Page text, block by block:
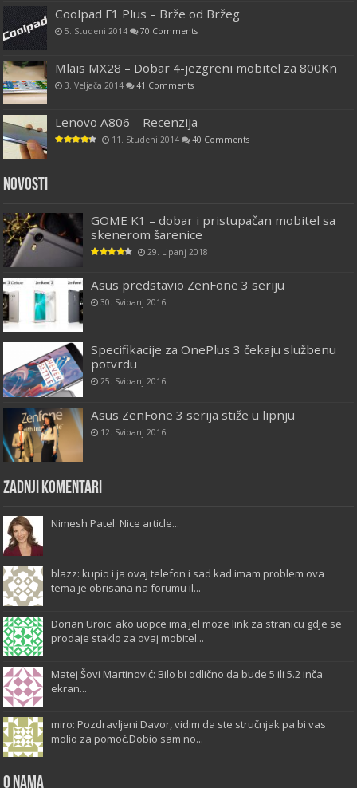
Coolpad F1 Plus – Brže od Bržeg
5. Studeni 2014 70 Comments
Mlais MX28 – Dobar 4-jezgreni mobitel za 800Kn
3. Veljača 2014 41 Comments
Lenovo A806 – Recenzija
11. Studeni 2014 40 Comments
Novosti
GOME K1 – dobar i pristupačan mobitel sa
skenerom šarenice
29. Lipanj 2018
Asus predstavio ZenFone 3 seriju
30. Svibanj 2016
Specifikacije za OnePlus 3 čekaju službenu
potvrdu
25. Svibanj 2016
Asus ZenFone 3 serija stiže u lipnju
12. Svibanj 2016
Zadnji komentari
Nimesh Patel: Nice article...
blazz: kupio i ja ovaj telefon i sad kad imam problem ova
tema je obrisana na forumu il...
Dorian Uroic: ako uopce ima jel moze link za stranicu gdje se
prodaje staklo za ovaj mobitel...
Matej Šovi Martinović: Bilo bi odlično da bude 5 ili 5.2 inča
ekran...
miro: Pozdravljeni Davor, vidim da ste stručnjak pa bi vas
molio za pomoć.Dobio sam no...
O Nama